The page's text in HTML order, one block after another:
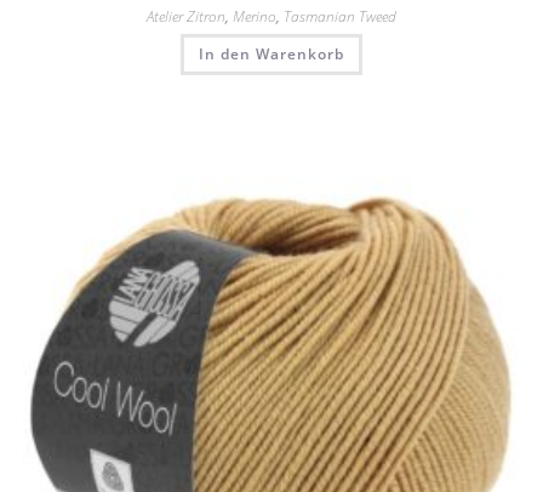
Atelier Zitron, Merino, Tasmanian Tweed
In den Warenkorb